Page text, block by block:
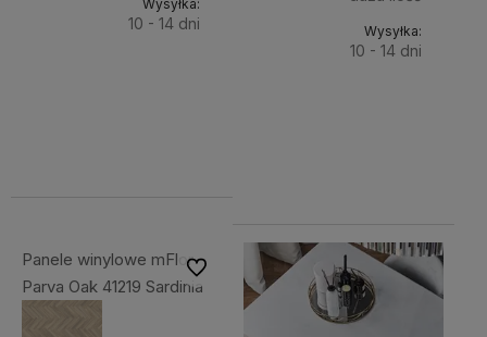
Wysyłka:
10 - 14 dni Wysyłka:
10 - 14 dni
Panele winylowe mFlor
Parva Oak 41219 Sardinia
Do ulubionych